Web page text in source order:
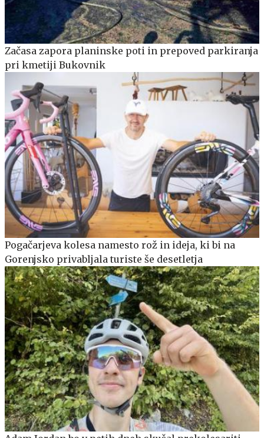
Začasa zapora planinske poti in prepoved parkiranja
pri kmetiji Bukovnik
Pogačarjeva kolesa namesto rož in ideja, ki bi na
Gorenjsko privabljala turiste še desetletja